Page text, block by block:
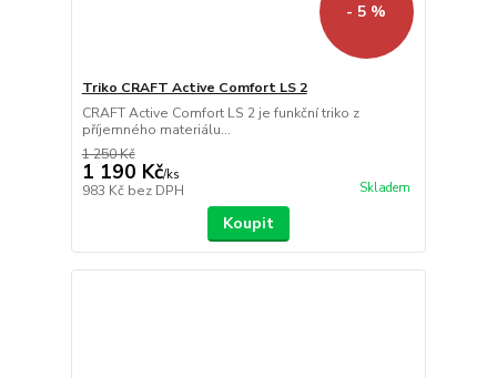
- 5 %
Triko CRAFT Active Comfort LS 2
CRAFT Active Comfort LS 2 je funkční triko z
příjemného materiálu...
1 250 Kč
1 190 Kč/ks
983 Kč bez DPH Skladem
Koupit